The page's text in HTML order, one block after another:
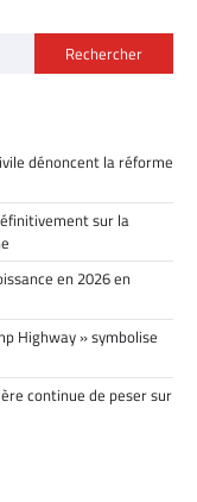
Rechercher
dénoncent la réforme
sur la
en 2026 en
Highway » symbolise
continue de peser sur